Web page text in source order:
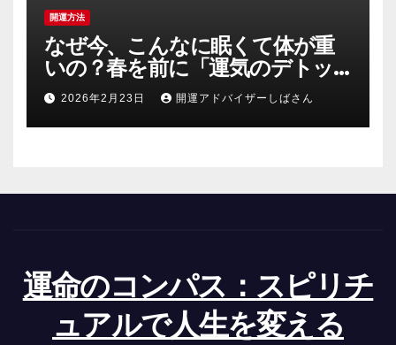
開運方法
なぜ今、こんなに眠くて体が重
いの？春を前に「運気のデトッ
クス」を成功させる3つの浄化術
2026年2月23日 開運アドバイザーしばさん
運命のコンパス：スピリチ
ュアルで人生を変える